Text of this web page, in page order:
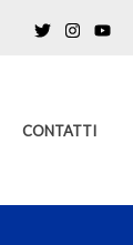
CONTATTI